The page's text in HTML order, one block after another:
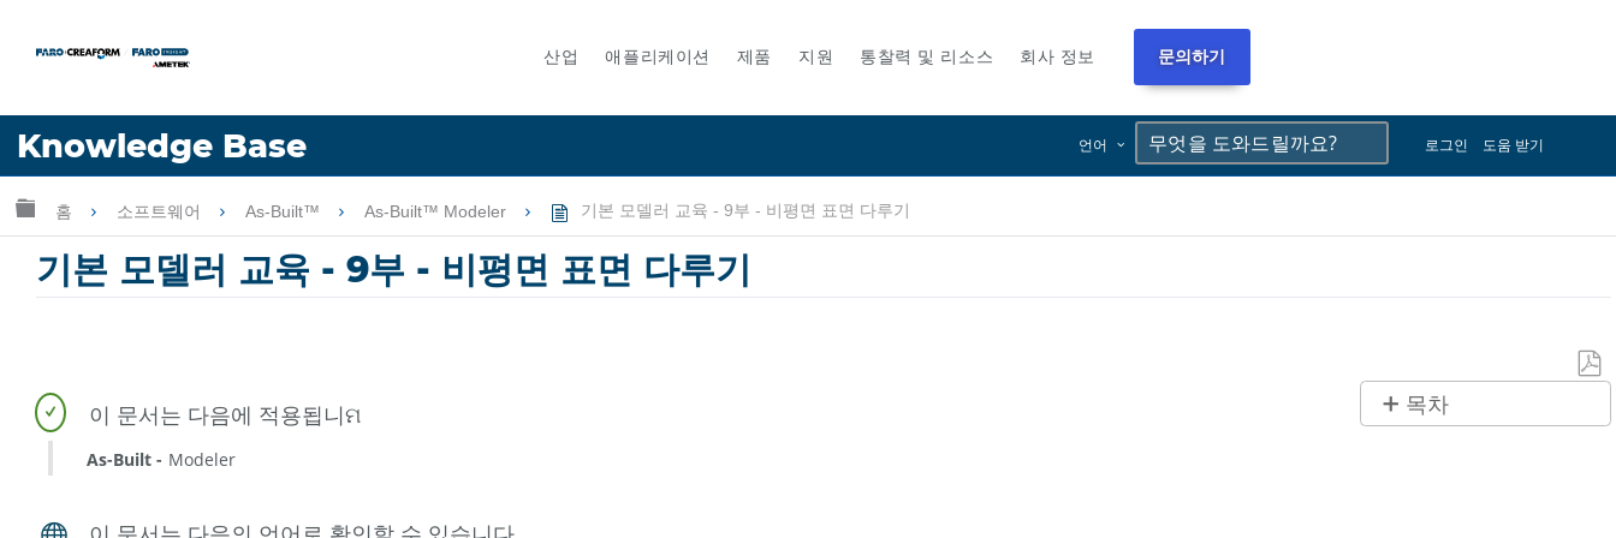
산업 애플리케이션 제품 지원 통찰력 및 리소스 회사 정보 문의하기
Knowledge Base 언어 로그인 도움 받기
언어
글로벌 계층 확장/축소
홈 소프트웨어 As-Built™ As-Built™ Modeler 기본 모델러 교육 - 9부 - 비평면 표면 다루기
기본 모델러 교육 - 9부 - 비평면 표면 다루기
로
목차
As-Built Modeler